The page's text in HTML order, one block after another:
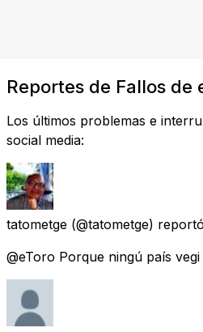
Reportes de Fallos de
Los últimos problemas e
social media:
tatometge (@tatometge) reportó
@eToro Porque ningú país